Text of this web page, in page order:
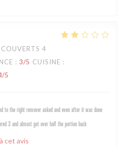
4
: 3/5 CUISINE :
/5
to the right remover asked and even after it was done
3 and almost got over half the portion back
cet avis